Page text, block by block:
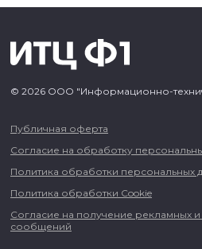
© 2026 ООО "Информационно-
Публичная оферта
Согласие на обработку
Политика обработки персональных
Политика обработки Cookie
Согласие на получение рекламных
сообщений